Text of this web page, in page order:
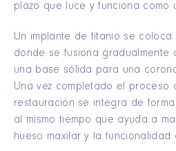
plazo que luce y funciona como
Un implante de titanio se coloca
donde se fusiona
una base sólida para una
Una vez completado el proceso
restauración se integra de
al mismo tiempo que ayuda a
hueso maxilar y la funcionalidad